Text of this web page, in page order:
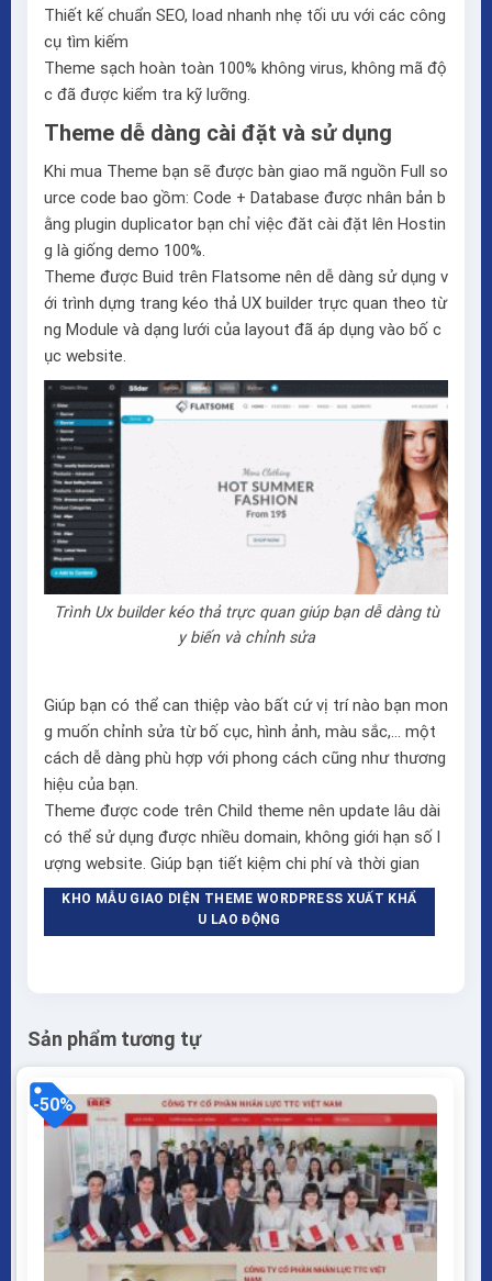
Thiết kế chuẩn SEO, load nhanh nhẹ tối ưu với các công
cụ tìm kiếm
Theme sạch hoàn toàn 100% không virus, không mã độ
c đã được kiểm tra kỹ lưỡng.
Theme dễ dàng cài đặt và sử dụng
Khi mua Theme bạn sẽ được bàn giao mã nguồn Full so
urce code bao gồm: Code + Database được nhân bản b
ằng plugin duplicator bạn chỉ việc đăt cài đặt lên Hostin
g là giống demo 100%.
Theme được Buid trên Flatsome nên dễ dàng sử dụng v
ới trình dựng trang kéo thả UX builder trực quan theo từ
ng Module và dạng lưới của layout đã áp dụng vào bố c
ục website.
Trình Ux builder kéo thả trực quan giúp bạn dễ dàng tù
y biến và chỉnh sửa
Giúp bạn có thể can thiệp vào bất cứ vị trí nào bạn mon
g muốn chỉnh sửa từ bố cục, hình ảnh, màu sắc,… một
cách dễ dàng phù hợp với phong cách cũng như thương
hiệu của bạn.
Theme được code trên Child theme nên update lâu dài
có thể sử dụng được nhiều domain, không giới hạn số l
ượng website. Giúp bạn tiết kiệm chi phí và thời gian
KHO MẪU GIAO DIỆN THEME WORDPRESS XUẤT KHẨ
U LAO ĐỘNG
Sản phẩm tương tự
-50%